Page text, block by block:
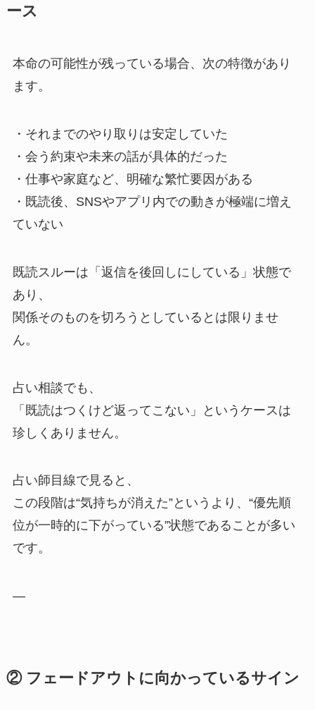
ース
本命の可能性が残っている場合、次の特徴があり
ます。
・それまでのやり取りは安定していた
・会う約束や未来の話が具体的だった
・仕事や家庭など、明確な繁忙要因がある
・既読後、SNSやアプリ内での動きが極端に増え
ていない
既読スルーは「返信を後回しにしている」状態で
あり、
関係そのものを切ろうとしているとは限りませ
ん。
占い相談でも、
「既読はつくけど返ってこない」というケースは
珍しくありません。
占い師目線で見ると、
この段階は“気持ちが消えた”というより、“優先順
位が一時的に下がっている”状態であることが多い
です。
—
② フェードアウトに向かっているサイン